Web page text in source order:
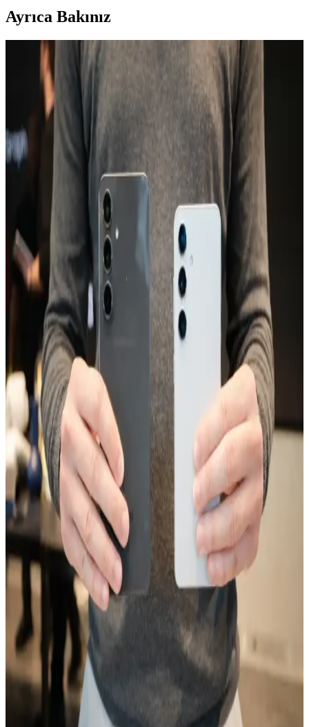
Ayrıca Bakınız
Tecno Spark 10 İncelemesi: Uygun Fiyatlı ve
Performans Odaklı Akıllı Telefon Seçenekleri
Tecno Spark 10, uygun fiyatı ve performansıyla öne çıkan, kullanıcı
memnuniyetini sağlayan şık tasarımı ve uzun pil ömrüyle günlük
kullanım için ideal bir akıllı telefon seçeneğidir.
TECNO Spark 20 ve Güncel Teknolojik Gelişmeler
Hakkında Detaylar
TECNO'nun yeni modelleri ve Spark serisinin özellikleri, tasarım,
batarya, kamera ve depolama alanındaki gelişmelerle ilgili detaylar
Galaxy A24: Uygun Fiyatlı ve Güçlü Özelliklere
Sahip Akıllı Telefon Seçeneği
Galaxy A24, uygun fiyatı ve temel özellikleriyle günlük kullanım ve
fotoğrafçılık ihtiyaçlarını karşılayan, uzun pil ömrü sunan ekonomik
akıllı telefon seçeneğidir.
Xiaomi Note 8'in Performans Özellikleri ve Aksesuar
Uyumluluğu Hakkında Güncel Bilgiler
Xiaomi Note 8'in performansı ve aksesuar uyumluluğu hakkında
genel bilgiler, teknik detaylar ve kullanım ipuçlarıyla ilgili güncel ve
kapsamlı bir değerlendirme.
Omix X7 ve Reeder P13 Blue Plus Akıllı
Telefonlarının Teknik Özellikleri ve Karşılaştırması
Omix X7 ve Reeder P13 Blue Plus modelleri, ekran, pil ve kamera
özellikleriyle benzer performans gösteriyor. Fiyat ve kullanım
ihtiyaçlarına göre tercih yapmayı kolaylaştıran detaylar içeriyor.
Huawei'nin Katlanabilir Telefon Modelleri ve
Teknolojik Gelişmeleri Üzerine Güncel Bir
Değerlendirme
Huawei'nin katlanabilir telefonları, yüksek teknoloji ve yenilikçilikle
öne çıkıyor. Bu modeller, taşınabilirlik ve geniş ekran avantajı
sağlarken, kullanıcı deneyimleri ve piyasa konumu da dikkat
çekiyor.
Reeder P13 Blue Max Özellikleri ve Rakipleriyle
Karşılaştırması
Reeder P13 Blue Max, uygun fiyatlı ve temel ihtiyaçlara yönelik
özellikleriyle öne çıkan bir akıllı telefon. 6.5 inç ekran, 2 GB RAM
ve 3000 mAh batarya ile günlük kullanım için ideal.